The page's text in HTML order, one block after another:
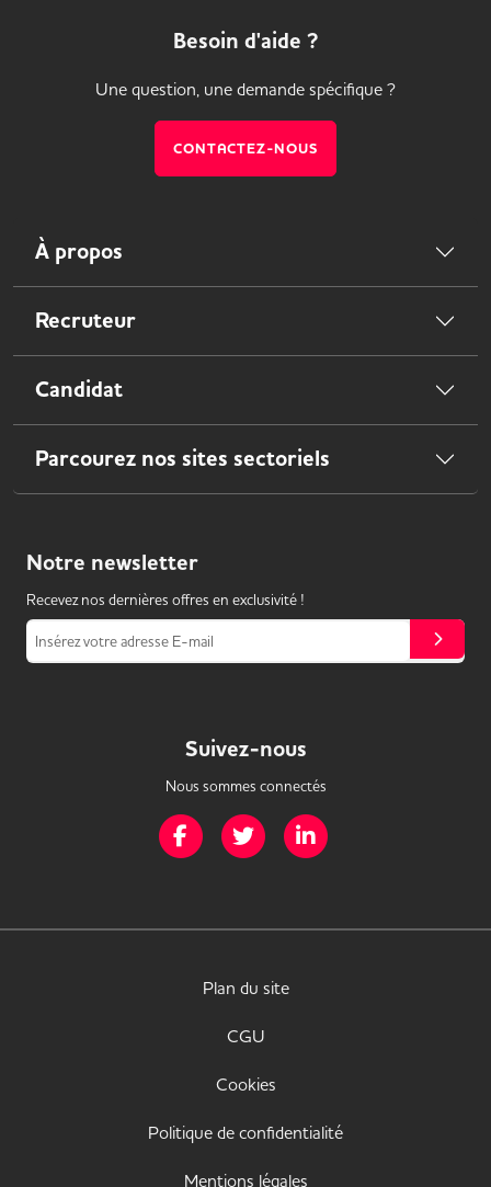
Besoin d'aide ?
Une question, une demande spécifique ?
CONTACTEZ-NOUS
À propos
Recruteur
Candidat
Parcourez nos sites sectoriels
Notre newsletter
Recevez nos dernières offres en exclusivité !
Insérez votre adresse E-mail
Suivez-nous
Nous sommes connectés
Page Facebook de Mission Handicap
Page Twitter de Mission Handicap
Plan du site
CGU
Cookies
Politique de confidentialité
Mentions légales